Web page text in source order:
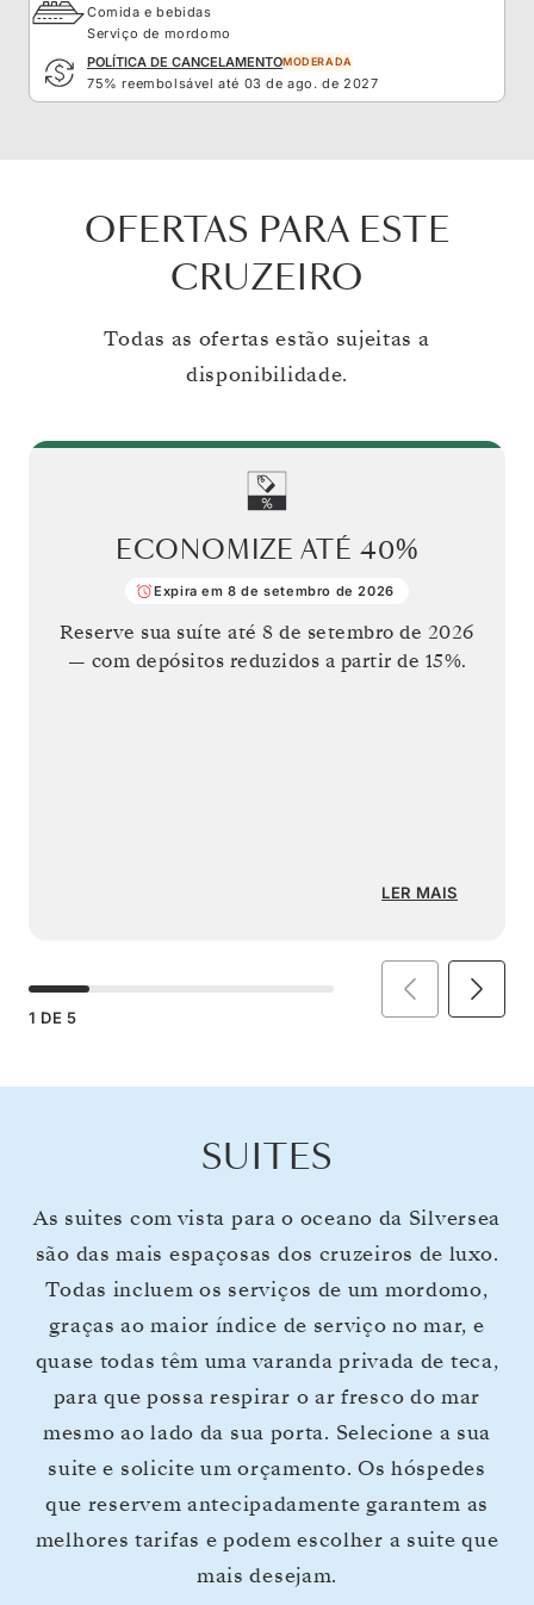
Comida e bebidas
Serviço de mordomo
POLÍTICA DE CANCELAMENTOMODERADA
75% reembolsável até 03 de ago. de 2027
OFERTAS PARA ESTE
CRUZEIRO
Todas as ofertas estão sujeitas a
disponibilidade.
ECONOMIZE ATÉ 40%
Expira em 8 de setembro de 2026
Reserve sua suíte até8 de setembro de 2026
— com depósitos reduzidos a partir de 15%.
LER MAIS
1 DE 5
SUITES
As suites com vista para o oceano da Silversea
são das mais espaçosas dos cruzeiros de luxo.
Todas incluem os serviços de um mordomo,
graças ao maior índice de serviço no mar, e
quase todas têm uma varanda privada de teca,
para que possa respirar o ar fresco do mar
mesmo ao lado da sua porta. Selecione a sua
suite e solicite um orçamento. Os hóspedes
que reservem antecipadamente garantem as
melhores tarifas e podem escolher a suite que
mais desejam.